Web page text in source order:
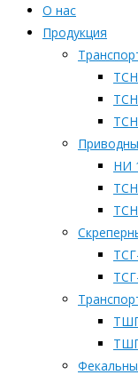
О нас
Продукция
НИ